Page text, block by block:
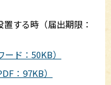
する時（届出期限：
ド：50KB）
：97KB）